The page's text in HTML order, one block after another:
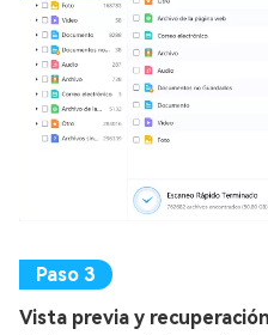
Vista previa y recuperación